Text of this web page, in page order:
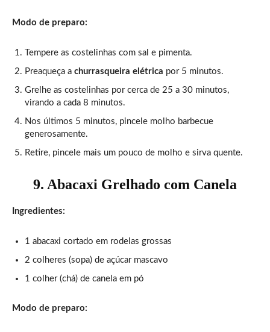
Modo de preparo:
Tempere as costelinhas com sal e pimenta.
Preaqueça a churrasqueira elétrica por 5 minutos.
Grelhe as costelinhas por cerca de 25 a 30 minutos,
virando a cada 8 minutos.
Nos últimos 5 minutos, pincele molho barbecue
generosamente.
Retire, pincele mais um pouco de molho e sirva quente.
9. Abacaxi Grelhado com Canela
Ingredientes:
1 abacaxi cortado em rodelas grossas
2 colheres (sopa) de açúcar mascavo
1 colher (chá) de canela em pó
Modo de preparo: